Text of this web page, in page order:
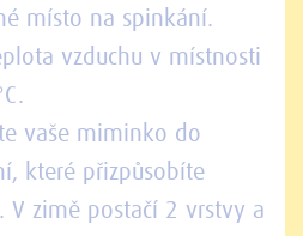
místo na spinkání.
vzduchu v místnosti
vaše miminko do
které přizpůsobíte
V zimě postačí 2 vrstvy a